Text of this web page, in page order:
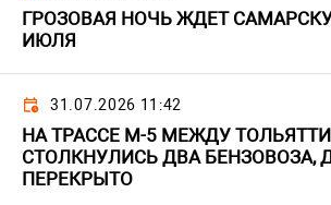
ГРОЗОВАЯ НОЧЬ ЖДЕТ
ИЮЛЯ
31.07.2026 11:42
НА ТРАССЕ М-5 МЕЖДУ
СТОЛКНУЛИСЬ ДВА БЕНЗОВОЗА,
ПЕРЕКРЫТО